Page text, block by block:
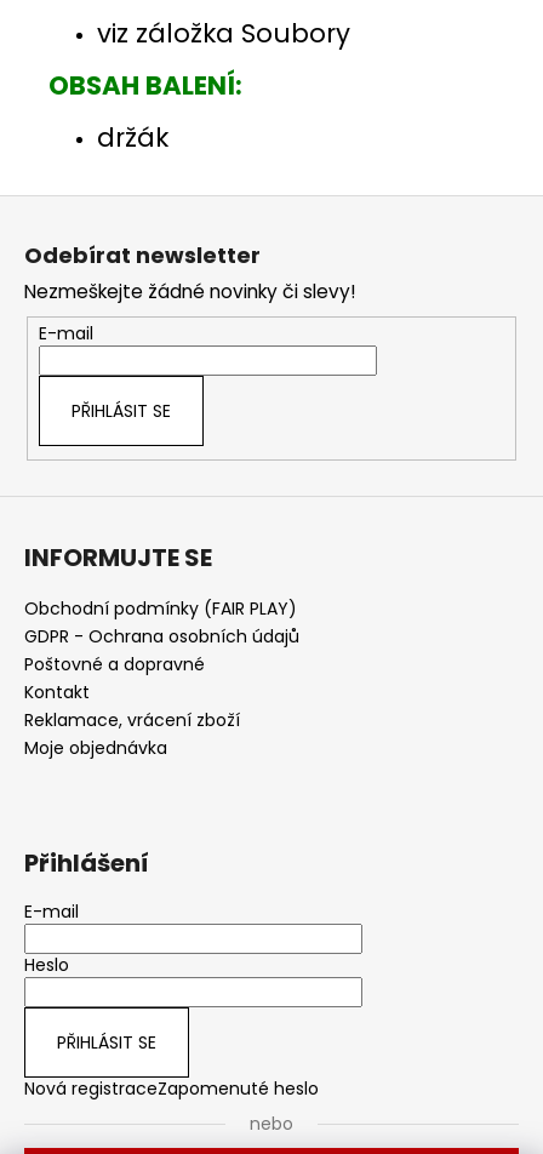
viz záložka Soubory
OBSAH BALENÍ:
držák
Z
Odebírat newsletter
Nezmeškejte žádné novinky či slevy!
E-mail
PŘIHLÁSIT SE
INFORMUJTE SE
Obchodní podmínky (FAIR PLAY)
GDPR - Ochrana osobních údajů
Poštovné a dopravné
Kontakt
Reklamace, vrácení zboží
Moje objednávka
Přihlášení
E-mail
Heslo
PŘIHLÁSIT SE
Nová registraceZapomenuté heslo
nebo